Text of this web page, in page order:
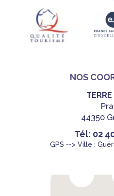
NOS
44350
Tél: 02
GPS --> Ville :